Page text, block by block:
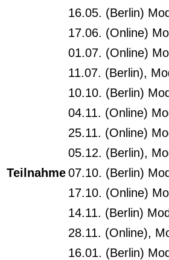
Teilnahme
16.05. (Berlin)
17.06. (Online)
01.07. (Online)
11.07. (Berlin),
10.10. (Berlin)
04.11. (Online)
25.11. (Online)
05.12. (Berlin),
07.10. (Berlin)
17.10. (Online)
14.11. (Berlin)
28.11. (Online),
16.01. (Berlin)